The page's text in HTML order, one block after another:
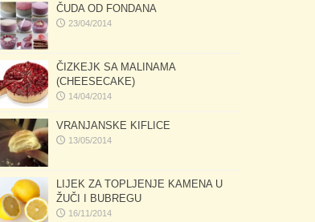
ČUDA OD FONDANA
23/04/2014
ČIZKEJK SA MALINAMA
(CHEESECAKE)
14/04/2014
VRANJANSKE KIFLICE
13/05/2014
LIJEK ZA TOPLJENJE KAMENA U
ŽUČI I BUBREGU
16/11/2014